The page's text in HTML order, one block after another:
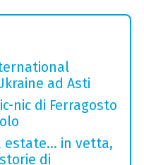
ad Asti
nic di Ferragosto
estate… in vetta,
di